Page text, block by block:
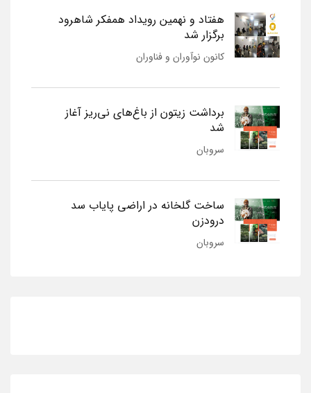
هفتاد و نهمین رویداد همفکر شاهرود
برگزار شد
کانون نوآوران و فناوران
برداشت زیتون از باغ‌های نی‌ریز آغاز
شد
سروبان
ساخت گلخانه در اراضی پایاب سد
درودزن
سروبان